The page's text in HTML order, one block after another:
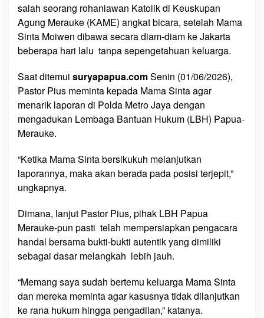
P
u
l
a
g
k
a
n
m
n
a
!
I
i
B
i
salah seorang rohaniawan Katolik di Keuskupan
Agung Merauke (KAME) angkat bicara, setelah Mama
Sinta Moiwen dibawa secara diam-diam ke Jakarta
beberapa hari lalu tanpa sepengetahuan keluarga.
Saat ditemui suryapapua.comSenin (01/06/2026),
Pastor Pius meminta kepada Mama Sinta agar
menarik laporan di Polda Metro Jaya dengan
mengadukan Lembaga Bantuan Hukum (LBH) Papua-
Merauke.
“Ketika Mama Sinta bersikukuh melanjutkan
laporannya, maka akan berada pada posisi terjepit,”
ungkapnya.
Dimana, lanjut Pastor Pius, pihak LBH Papua
Merauke-pun pasti telah mempersiapkan pengacara
handal bersama bukti-bukti autentik yang dimiliki
sebagai dasar melangkah lebih jauh.
“Memang saya sudah bertemu keluarga Mama Sinta
dan mereka meminta agar kasusnya tidak dilanjutkan
ke rana hukum hingga pengadilan,” katanya.